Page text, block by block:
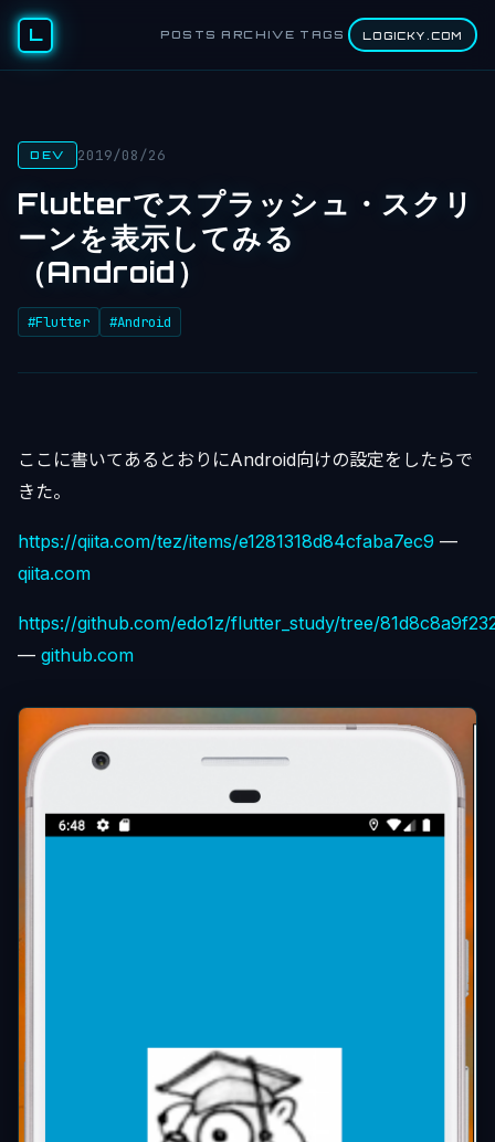
L POSTS ARCHIVE TAGS LOGICKY.COM
DEV 2019/08/26
Flutterでスプラッシュ・スクリ
ーンを表示してみる
（Android）
#Flutter #Android
ここに書いてあるとおりにAndroid向けの設定をしたらで
きた。
https://qiita.com/tez/items/e1281318d84cfaba7ec9 —
qiita.com
https://github.com/edo1z/flutter_study/tree/
— github.com